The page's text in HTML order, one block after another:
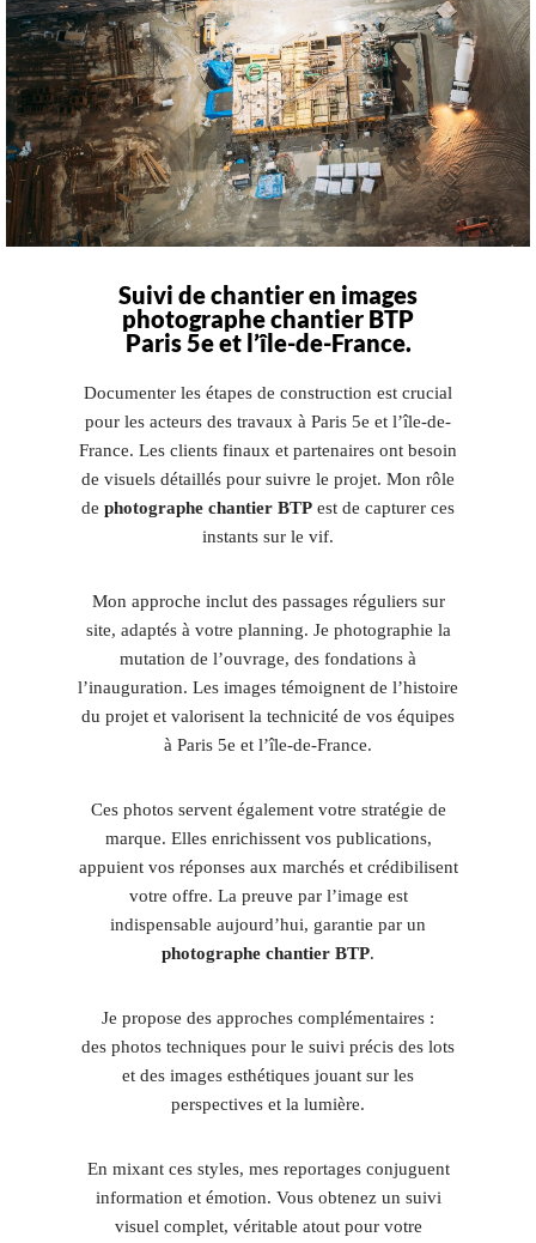
Suivi de chantier en images
photographe chantier BTP
Paris 5e et l’île-de-France.
Documenter les étapes de construction est crucial
pour les acteurs des travaux à Paris 5e et l’île-de-
France. Les clients finaux et partenaires ont besoin
de visuels détaillés pour suivre le projet. Mon rôle
de photographe chantier BTP est de capturer ces
instants sur le vif.
Mon approche inclut des passages réguliers sur
site, adaptés à votre planning. Je photographie la
mutation de l’ouvrage, des fondations à
l’inauguration. Les images témoignent de l’histoire
du projet et valorisent la technicité de vos équipes
à Paris 5e et l’île-de-France.
Ces photos servent également votre stratégie de
marque. Elles enrichissent vos publications,
appuient vos réponses aux marchés et crédibilisent
votre offre. La preuve par l’image est
indispensable aujourd’hui, garantie par un
photographe chantier BTP.
Je propose des approches complémentaires :
des photos techniques pour le suivi précis des lots
et des images esthétiques jouant sur les
perspectives et la lumière.
En mixant ces styles, mes reportages conjuguent
information et émotion. Vous obtenez un suivi
visuel complet, véritable atout pour votre